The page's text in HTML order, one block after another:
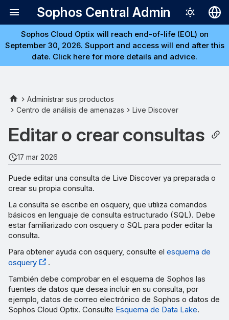
Sophos Central Admin
Deutsch
English
日本語
Português
中文（繁體）
Sophos Cloud Optix will reach end-of-life (EOL) on
September 30, 2026. Support and access will end after this
date. Click here for more details and advice.
Administrar sus productos
Centro de análisis de amenazas
Live Discover
Editar o crear consultas
17 mar 2026
Puede editar una consulta de Live Discover ya preparada o
crear su propia consulta.
La consulta se escribe en osquery, que utiliza comandos
básicos en lenguaje de consulta estructurado (SQL). Debe
estar familiarizado con osquery o SQL para poder editar la
consulta.
Para obtener ayuda con osquery, consulte el esquema de
osquery
.
También debe comprobar en el esquema de Sophos las
fuentes de datos que desea incluir en su consulta, por
ejemplo, datos de correo electrónico de Sophos o datos de
Sophos Cloud Optix. Consulte Esquema de Data Lake.